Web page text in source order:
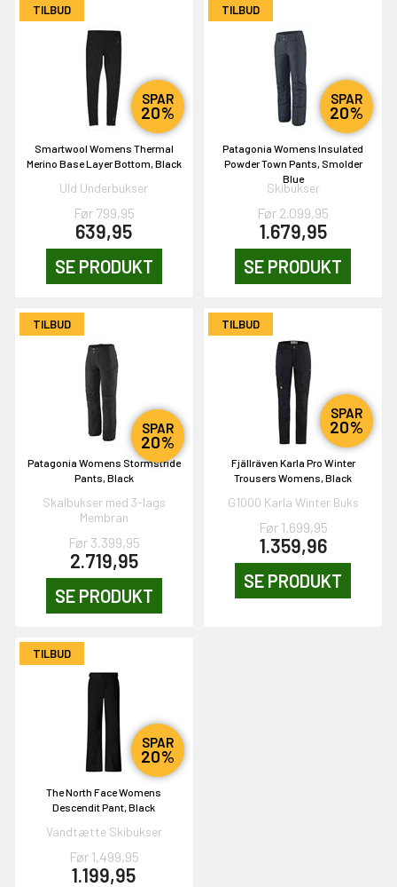
TILBUD
SPAR
20%
Smartwool Womens Thermal
Merino Base Layer Bottom, Black
Uld Underbukser
Før 799,95
639,95
SE PRODUKT
TILBUD
SPAR
20%
Patagonia Womens Insulated
Powder Town Pants, Smolder
Blue
Skibukser
Før 2.099,95
1.679,95
SE PRODUKT
TILBUD
SPAR
20%
Patagonia Womens Stormstride
Pants, Black
Skalbukser med 3-lags
Membran
Før 3.399,95
2.719,95
SE PRODUKT
TILBUD
SPAR
20%
Fjällräven Karla Pro Winter
Trousers Womens, Black
G1000 Karla Winter Buks
Før 1.699,95
1.359,96
SE PRODUKT
TILBUD
SPAR
20%
The North Face Womens
Descendit Pant, Black
Vandtætte Skibukser
Før 1.499,95
1.199,95
om et gavekort på
om måneden
VIND!